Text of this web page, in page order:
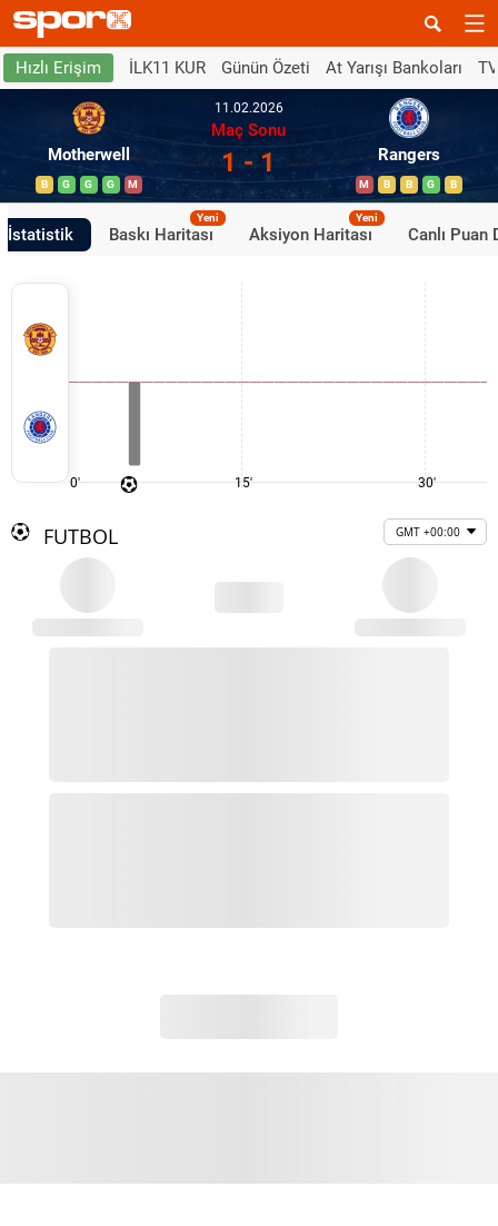
Hızlı Erişim İLK11 KUR Günün Özeti At Yarışı Bankoları
Motherwell
B G G G M
11.02.2026
Maç Sonu
1 - 1 Rangers
M B B G B
İstatistik Baskı Haritası
Yeni
Aksiyon Haritası
Yeni
Canlı Puan
0' 15' 30'
FUTBOL GMT +00:00